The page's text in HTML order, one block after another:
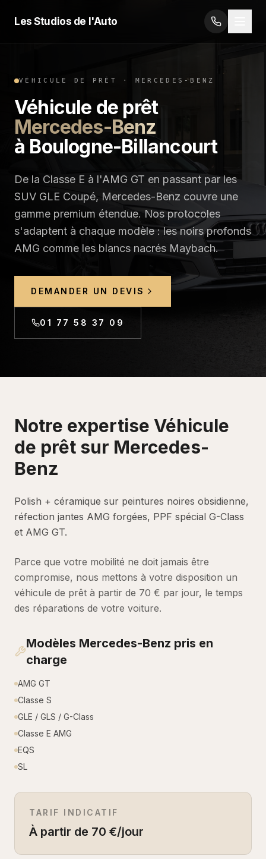
Les Studios de l'Auto
VÉHICULE DE PRÊT · MERCEDES-BENZ
Véhicule de prêt
Mercedes-Benz
à Boulogne-Billancourt
De la Classe E à l'AMG GT en passant par les
SUV GLE Coupé, Mercedes-Benz couvre une
gamme premium étendue. Nos protocoles
s'adaptent à chaque modèle : les noirs profonds
AMG comme les blancs nacrés Maybach.
DEMANDER UN DEVIS
01 77 58 37 09
Notre expertise Véhicule
de prêt sur Mercedes-
Benz
Polish + céramique sur peintures noires obsidienne,
réfection jantes AMG forgées, PPF spécial G-Class
et AMG GT.
Parce que votre mobilité ne doit jamais être
compromise, nous mettons à votre disposition un
véhicule de prêt à partir de 70 € par jour, le temps
des réparations de votre voiture.
Modèles Mercedes-Benz pris en
charge
AMG GT
Classe S
GLE / GLS / G-Class
Classe E AMG
EQS
SL
TARIF INDICATIF
À partir de 70 €/jour